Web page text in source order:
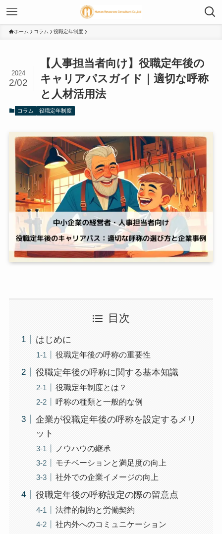
ホーム コラム 役職定年制度
【人事担当者向け】役職定年後の
キャリアパスガイド｜適切な呼称
と人材活用法
2024
2/02
コラム 役職定年制度
目次
はじめに
役職定年後の呼称の重要性
役職定年後の呼称に関する基本知識
役職定年制度とは？
呼称の種類と一般的な例
企業が役職定年後の呼称を設定するメリ
ット
ノウハウの継承
モチベーションと満足度の向上
社外での企業イメージの向上
役職定年後の呼称設定の際の留意点
法律的制約と労働契約
社内外へのコミュニケーション